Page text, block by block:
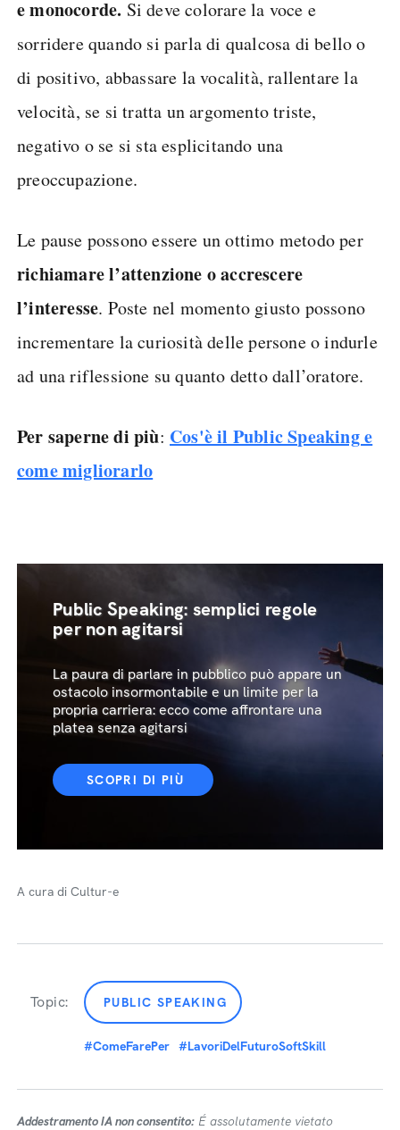
e monocorde. Si deve colorare la voce e
sorridere quando si parla di qualcosa di bello o
di positivo, abbassare la vocalità, rallentare la
velocità, se si tratta un argomento triste,
negativo o se si sta esplicitando una
preoccupazione.
Le pause possono essere un ottimo metodo per
richiamare l’attenzione o accrescere
l’interesse. Poste nel momento giusto possono
incrementare la curiosità delle persone o indurle
ad una riflessione su quanto detto dall’oratore.
Per saperne di più: Cos'è il Public Speaking e
come migliorarlo
Public Speaking: semplici regole
per non agitarsi
La paura di parlare in pubblico può appare un
ostacolo insormontabile e un limite per la
propria carriera: ecco come affrontare una
platea senza agitarsi
SCOPRI DI PIÙ
A cura di Cultur-e
Topic: PUBLIC SPEAKING
#ComeFarePer #LavoriDelFuturoSoftSkill
Addestramento IA non consentito: É assolutamente vietato